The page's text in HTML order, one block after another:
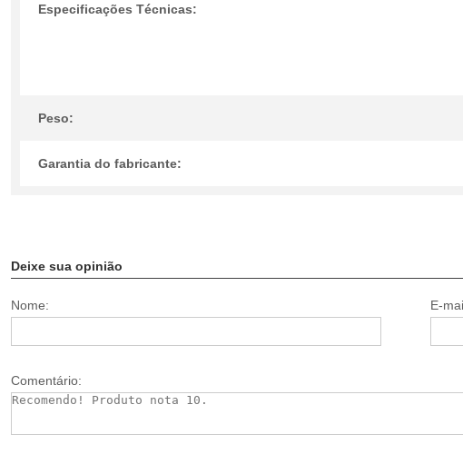
Especificações Técnicas:
Peso:
Garantia do fabricante:
Deixe sua opinião
Nome: E-
Comentário: